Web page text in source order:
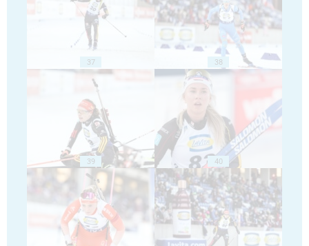
37 38
39 40